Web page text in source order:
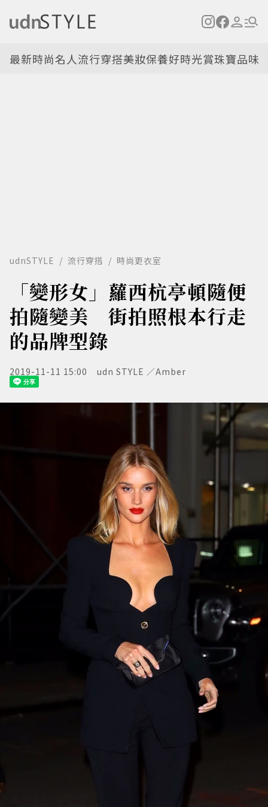
最新時尚名人流行穿搭美妝保養好時光賞珠寶品味
udnSTYLE 流行穿搭 時尚更衣室
「變形女」蘿西杭亭頓隨便
拍隨變美 街拍照根本行走
的品牌型錄
2019-11-11 15:00 udn STYLE ／Amber